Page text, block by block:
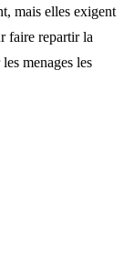
mais elles exigent
faire repartir la
menages les